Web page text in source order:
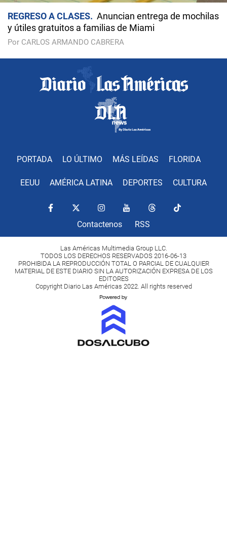
REGRESO A CLASES
Anuncian entrega de mochilas
y útiles gratuitos a familias de Miami
Por CARLOS ARMANDO CABRERA
PORTADA LO ÚLTIMO MÁS LEÍDAS FLORIDA
EEUU AMÉRICA LATINA DEPORTES CULTURA
Contactenos RSS
Las Américas Multimedia Group LLC.
TODOS LOS DERECHOS RESERVADOS 2016-06-13
PROHIBIDA LA REPRODUCCIÓN TOTAL O PARCIAL DE CUALQUIER
MATERIAL DE ESTE DIARIO SIN LA AUTORIZACIÓN EXPRESA DE LOS
EDITORES
Copyright Diario Las Américas 2022. All rights reserved